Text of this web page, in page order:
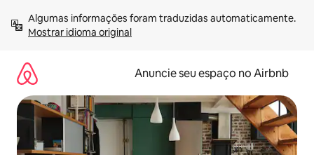
para
Mostrar idioma original
Anuncie seu espaço no Airbnb